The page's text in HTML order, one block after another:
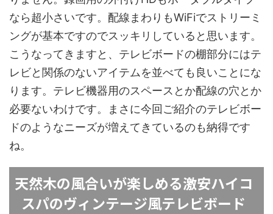
なら超小さいです。配線まわりもWiFiでストリーミ
ングが基本ですのでスッキリしていると思います。
こうなってきますと、テレビボードの棚部分にはテ
レビと関係のないアイテムを並べても良いことにな
ります。テレビ機器用のスペースとか配線の穴とか
必要ないわけです。まさに今回ご紹介のテレビボー
ドのようなニーズが増えてきているのも納得です
ね。
天然木の風合いが楽しめる激安ハイコ
スパのヴィンテージ風テレビボード